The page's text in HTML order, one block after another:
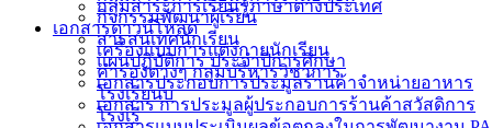
กลุ่มสาระการเรียนรู้ภาษาต่างประเทศ
กิจกรรมพัฒนาผู้เรียน
เอกสารดาวน์โหลด
สารสนเทศนักเรียน
เครื่องแบบการแต่งกายนักเรียน
แผนปฏิบัติการ ประจำปีการศึกษา
คำรองต่างๆ กลุ่มบริหารวิชาการ
เอกสารประกอบการประมูลร้านค้าจำหน่ายอาหาร
โรงเรียนบ
เอกสาร การประมูลผู้ประกอบการร้านค้าสวัสดิการ
โรงเรี